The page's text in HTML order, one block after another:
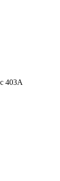
403А